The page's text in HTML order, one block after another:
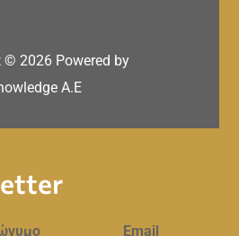
© 2026 Powered by
A.E